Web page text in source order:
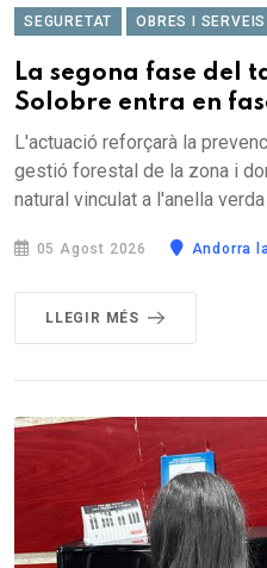
SEGURETAT OBRES I SERVEIS
La segona fase del
Solobre entra en
L'actuació reforçarà la
gestió forestal de la zona i
natural vinculat a l'anella verda
05 Agost 2026 Andorra
LLEGIR MÉS